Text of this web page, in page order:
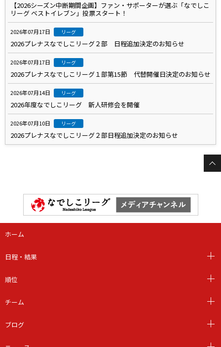
【2026シーズン中断期間企画】ファン・サポーターが選ぶ「なでしこ
リーグ ベストイレブン」投票スタート！
2026年07月17日 リーグ
2026プレナスなでしこリーグ２部 日程追加決定のお知らせ
2026年07月17日 リーグ
2026プレナスなでしこリーグ１部第15節 代替開催日決定のお知らせ
2026年07月14日 リーグ
2026年度なでしこリーグ 新人研修会を開催
2026年07月10日 リーグ
2026プレナスなでしこリーグ２部日程追加決定のお知らせ
ホーム
日程・結果
順位
チーム
ブログ